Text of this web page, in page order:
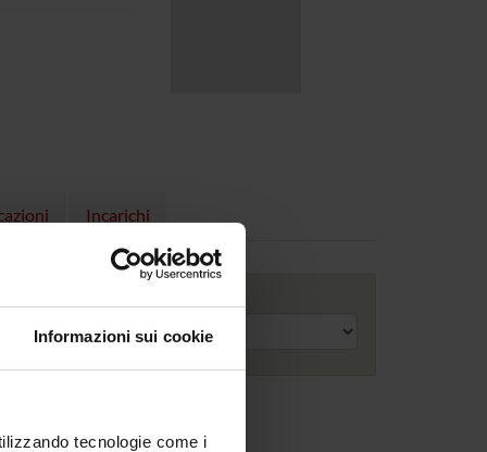
Informazioni sui cookie
tecnologie come i
Incarichi